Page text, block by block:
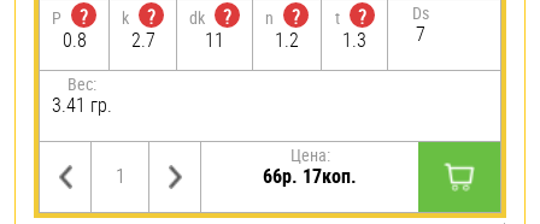
P
?
0.8
k
?
2.7
dk
?
11
n
?
1.2
t
?
1.3
Ds
7
Вес:
3.41 гр.
Цена:
66р. 17коп.